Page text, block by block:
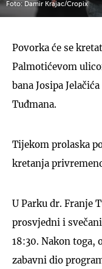
Foto: Damir Krajac/Cropix
Povorka će se
Palmotićevom
bana Josipa
Tuđmana.
Tijekom prolaska
kretanja
U Parku dr. Franje
prosvjedni i
18:30. Nakon toga,
zabavni dio